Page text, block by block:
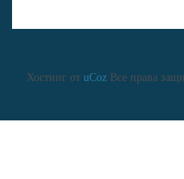
Хостинг от uCozВсе права